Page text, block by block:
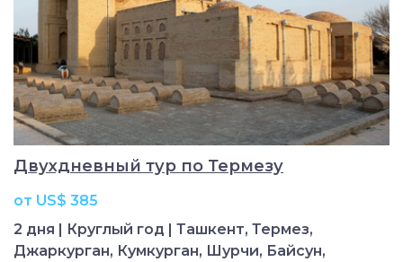
Двухдневный тур по Термезу
от US$ 385
2 дня | Круглый год | Ташкент, Термез,
Джаркурган, Кумкурган, Шурчи, Байсун,